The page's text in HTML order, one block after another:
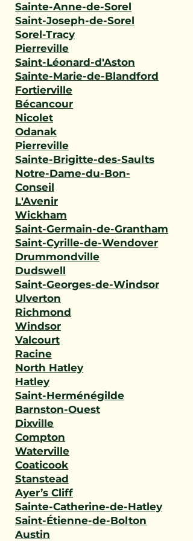
Sainte-Anne-de-Sorel
Saint-Joseph-de-Sorel
Sorel-Tracy
Pierreville
Saint-Léonard-d'Aston
Sainte-Marie-de-Blandford
Fortierville
Bécancour
Nicolet
Odanak
Pierreville
Sainte-Brigitte-des-Saults
Notre-Dame-du-Bon-
Conseil
L'Avenir
Wickham
Saint-Germain-de-Grantham
Saint-Cyrille-de-Wendover
Drummondville
Dudswell
Saint-Georges-de-Windsor
Ulverton
Richmond
Windsor
Valcourt
Racine
North Hatley
Hatley
Saint-Herménégilde
Barnston-Ouest
Dixville
Compton
Waterville
Coaticook
Stanstead
Ayer’s Cliff
Sainte-Catherine-de-Hatley
Saint-Étienne-de-Bolton
Austin